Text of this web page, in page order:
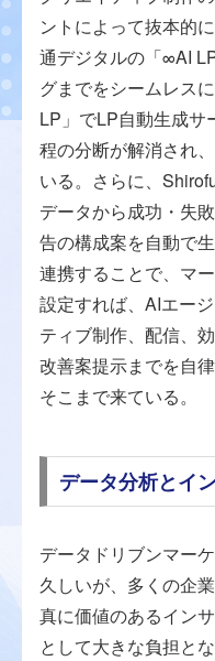
ントによって抜本的
通デジタルの「∞AI
グまでをシームレス
LP」でLP自動生成サ
程の分断が解消され
いる。さらに、
データから成功・失
告の構成案を自動で
連携することで、マ
設定すれば、AIエー
ティブ制作、配信、
改善案提示までを自
そこまで来ている。
データ分析とイ
データドリブンマー
久しいが、多くの企
真に価値のあるイン
として大きな負担と